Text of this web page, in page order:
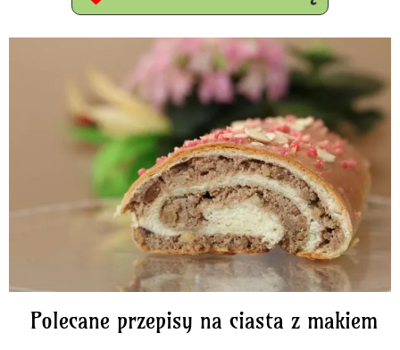
Polecane przepisy na ciasta z makiem